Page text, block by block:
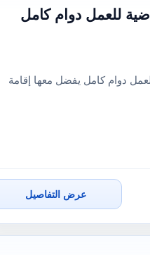
للعمل دوام كامل
دوام كامل يفضل معها إقامة
عرض التفاصيل